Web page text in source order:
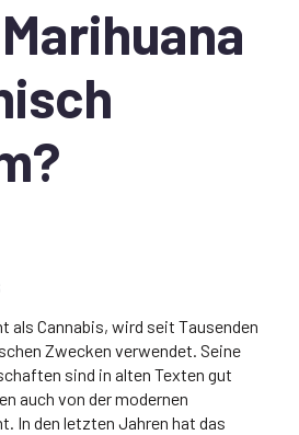
als Cannabis, wird seit Tausenden
Zwecken verwendet. Seine
sind in alten Texten gut
auch von der modernen
In den letzten Jahren hat das